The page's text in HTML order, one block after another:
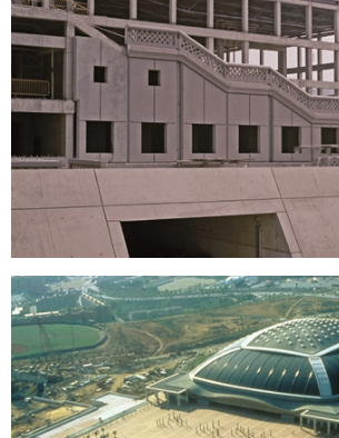
NEWSLETTER
NTÉRATE DE NUESTRAS NOVEDADES
SUSCRIBIÉNDOTE A NUESTRA
HE LEÍDO Y ACEPTO LA
PRIVACIDAD
ENVIAR
WE ARE MOLINS GO TO